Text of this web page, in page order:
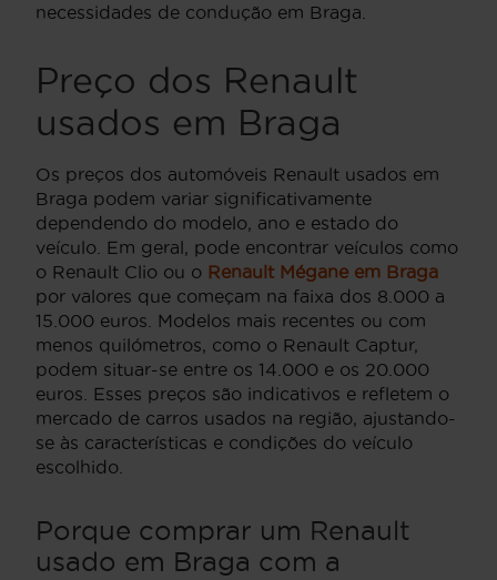
necessidades de condução em Braga.
Preço dos Renault
usados em Braga
Os preços dos automóveis Renault usados em
Braga podem variar significativamente
dependendo do modelo, ano e estado do
veículo. Em geral, pode encontrar veículos como
o Renault Clio ou o Renault Mégane em Braga
por valores que começam na faixa dos 8.000 a
15.000 euros. Modelos mais recentes ou com
menos quilómetros, como o Renault Captur,
podem situar-se entre os 14.000 e os 20.000
euros. Esses preços são indicativos e refletem o
mercado de carros usados na região, ajustando-
se às características e condições do veículo
escolhido.
Porque comprar um Renault
usado em Braga com a